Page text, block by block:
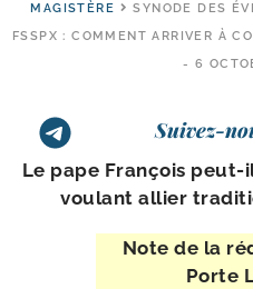
MAGISTÈRE
SYNODE DES
FSSPX : COMMENT ARRIVER À
- 6
Suivez-
Le pape François
vou­lant allier
Note de la
Porte